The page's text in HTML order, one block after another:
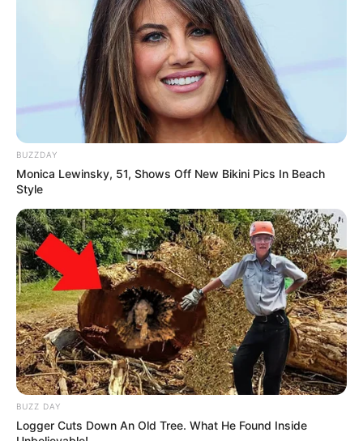
Anti Mainstream, 10 Cara
Membawa Barang Belanjaan
Versi Warga Thailand
Langka Banget! 10 Pose Lucu
Katak yang Bikin Ketawa
Gemes
Ambyar! 10 Kalimat Baper
BUZZDAY
Monica Lewinsky, 51, Shows Off New Bikini Pics In Beach
Style
BUZZ DAY
Logger Cuts Down An Old Tree. What He Found Inside